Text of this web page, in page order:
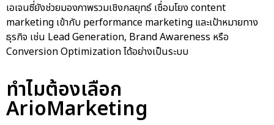
เอเจนซี่ยังช่วยมองภาพรวมเชิงกลยุทธ์ เชื่อมโยง content
marketing เข้ากับ performance marketing และเป้าหมายทาง
ธุรกิจ เช่น Lead Generation, Brand Awareness หรือ
Conversion Optimization ได้อย่างเป็นระบบ
ทำไมต้องเลือก
ArioMarketing